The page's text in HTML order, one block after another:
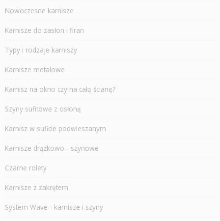
Nowoczesne karnisze
Karnisze do zasłon i firan
Typy i rodzaje karniszy
Karnisze metalowe
Karnisz na okno czy na całą ścianę?
Szyny sufitowe z osłoną
Karnisz w suficie podwieszanym
Karnisze drążkowo - szynowe
Czarne rolety
Karnisze z zakrętem
System Wave - karnisze i szyny